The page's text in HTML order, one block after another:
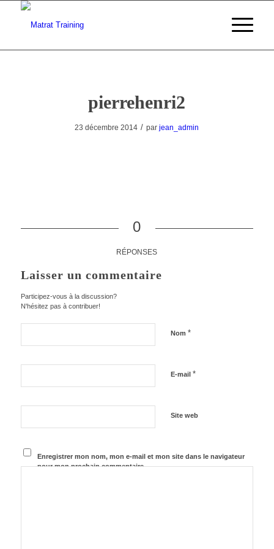
pierrehenri2
23 décembre 2014 / parjean_admin
0
RÉPONSES
Laisser un commentaire
Participez-vous à la discussion?
N'hésitez pas à contribuer!
Nom *
E-mail *
Site web
Enregistrer mon nom, mon e-mail et mon site dans le navigateur
pour mon prochain commentaire.